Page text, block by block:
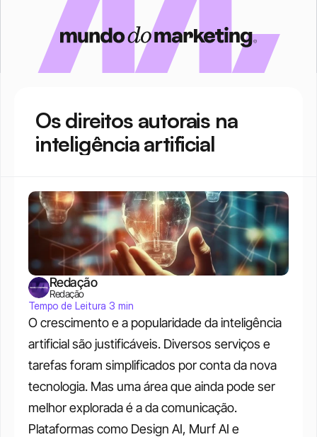
Os direitos autorais na
inteligência artificial
O crescimento e a popularidade da inteligência
artificial são justificáveis. Diversos serviços e
tarefas foram simplificados por conta da nova
tecnologia. Mas uma área que ainda pode ser
melhor explorada é a da comunicação.
Plataformas como Design AI, Murf AI e
Redação
Redação
Tempo de Leitura 3 min